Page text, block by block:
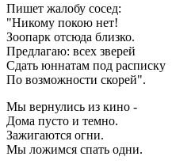
Пишет жалобу сосед:
"Никому покою нет!
Зоопарк отсюда близко.
Предлагаю: всех зверей
Сдать юннатам под расписку
По возможности скорей".
Мы вернулись из кино -
Дома пусто и темно.
Зажигаются огни.
Мы ложимся спать одни.